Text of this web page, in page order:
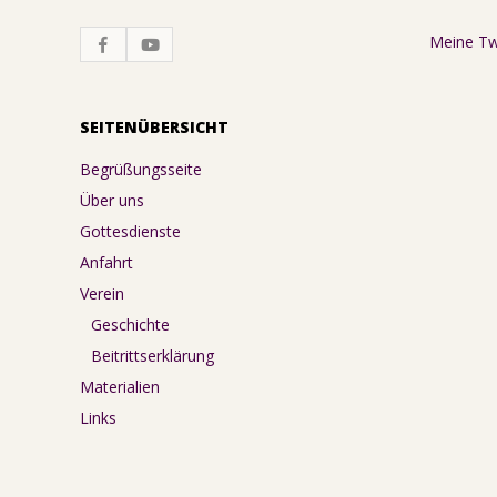
SEITENÜBERSICHT
Begrüßungsseite
Über uns
Gottesdienste
Anfahrt
Verein
Geschichte
Beitrittserklärung
Materialien
Links
Meine